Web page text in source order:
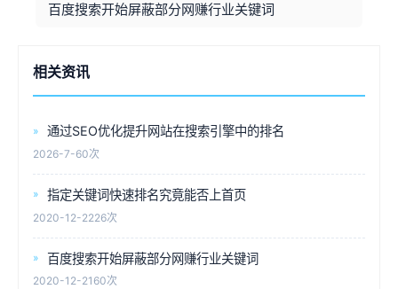
百度搜索开始屏蔽部分网赚行业关键词
相关资讯
通过SEO优化提升网站在搜索引擎中的排名
2026-7-60次
指定关键词快速排名究竟能否上首页
2020-12-2226次
百度搜索开始屏蔽部分网赚行业关键词
2020-12-2160次